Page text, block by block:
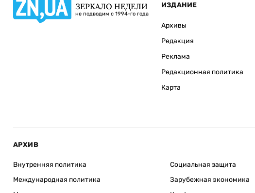
ЗЕРКАЛО НЕДЕЛИ
не подводим с 1994-го года
ИЗДАНИЕ
Архивы
Редакция
Реклама
Редакционная политика
Карта
АРХИВ
Внутренняя политика
Международная политика
Социальная защита
Зарубежная экономика